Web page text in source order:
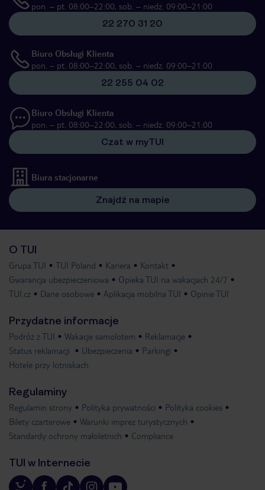
pon. – pt. 08:00–22:00, sob. – niedz. 09:00–21:00
22 270 31 20
Biuro Obsługi Klienta
pon. – pt. 08:00–22:00, sob. – niedz. 09:00–21:00
22 255 04 02
Biuro Obsługi Klienta
pon. – pt. 08:00–22:00, sob. – niedz. 09:00–21:00
Czat w myTUI
Biura stacjonarne
Znajdź na mapie
O TUI
Grupa TUI TUI Poland Kariera
Kontakt
Gwarancja ubezpieczeniowa
Opieka TUI na wakacjach 24/7
TUI.cz
Dane osobowe Aplikacja mobilna TUI Opinie TUI
Przydatne informacje
Podróż z TUI Wakacje samolotem
Reklamacje
Status reklamacji
Ubezpieczenia
Parkingi
Hotele przy lotniskach
Regulaminy
Regulamin strony Polityka prywatności
Polityka cookies
Bilety czarterowe
Warunki imprez turystycznych
Standardy ochrony małoletnich
Compliance
TUI w Internecie